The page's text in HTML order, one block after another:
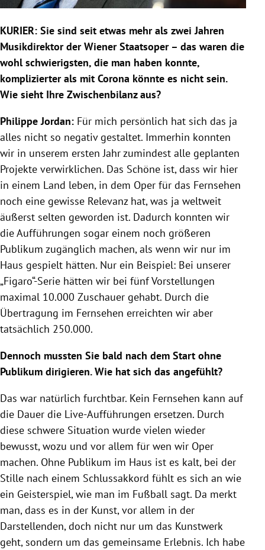
KURIER: Sie sind seit etwas mehr als zwei Jahren
Musikdirektor der Wiener Staatsoper – das waren die
wohl schwierigsten, die man haben konnte,
komplizierter als mit Corona könnte es nicht sein.
Wie sieht Ihre Zwischenbilanz aus?
Philippe Jordan: Für mich persönlich hat sich das ja
alles nicht so negativ gestaltet. Immerhin konnten
wir in unserem ersten Jahr zumindest alle geplanten
Projekte verwirklichen. Das Schöne ist, dass wir hier
in einem Land leben, in dem Oper für das Fernsehen
noch eine gewisse Relevanz hat, was ja weltweit
äußerst selten geworden ist. Dadurch konnten wir
die Aufführungen sogar einem noch größeren
Publikum zugänglich machen, als wenn wir nur im
Haus gespielt hätten. Nur ein Beispiel: Bei unserer
„Figaro“-Serie hätten wir bei fünf Vorstellungen
maximal 10.000 Zuschauer gehabt. Durch die
Übertragung im Fernsehen erreichten wir aber
tatsächlich 250.000.
Dennoch mussten Sie bald nach dem Start ohne
Publikum dirigieren. Wie hat sich das angefühlt?
Das war natürlich furchtbar. Kein Fernsehen kann auf
die Dauer die Live-Aufführungen ersetzen. Durch
diese schwere Situation wurde vielen wieder
bewusst, wozu und vor allem für wen wir Oper
machen. Ohne Publikum im Haus ist es kalt, bei der
Stille nach einem Schlussakkord fühlt es sich an wie
ein Geisterspiel, wie man im Fußball sagt. Da merkt
man, dass es in der Kunst, vor allem in der
Darstellenden, doch nicht nur um das Kunstwerk
geht, sondern um das gemeinsame Erlebnis. Ich habe